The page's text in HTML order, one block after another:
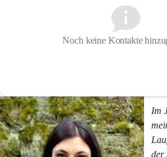
Noch keine Kontakte
Im
der